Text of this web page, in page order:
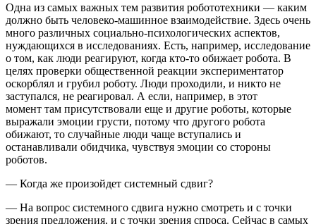
Одна из самых важных тем развития робототехники — каким
должно быть человеко-машинное взаимодействие. Здесь очень
много различных социально-психологических аспектов,
нуждающихся в исследованиях. Есть, например, исследование
о том, как люди реагируют, когда кто-то обижает робота. В
целях проверки общественной реакции экспериментатор
оскорблял и грубил роботу. Люди проходили, и никто не
заступался, не реагировал. А если, например, в этот
момент там присутствовали еще и другие роботы, которые
выражали эмоции грусти, потому что другого робота
обижают, то случайные люди чаще вступались и
останавливали обидчика, чувствуя эмоции со стороны
роботов.
— Когда же произойдет системный сдвиг?
— На вопрос системного сдвига нужно смотреть и с точки
зрения предложения, и с точки зрения спроса. Сейчас в самых